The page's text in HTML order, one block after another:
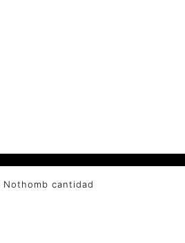
Nothomb cantidad